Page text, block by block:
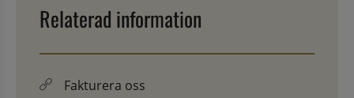
Relaterad information
Fakturera oss